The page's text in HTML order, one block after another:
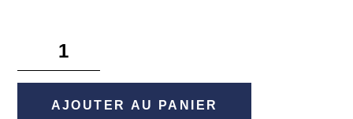
quantité
Chooten
AJOUTER AU PANIER